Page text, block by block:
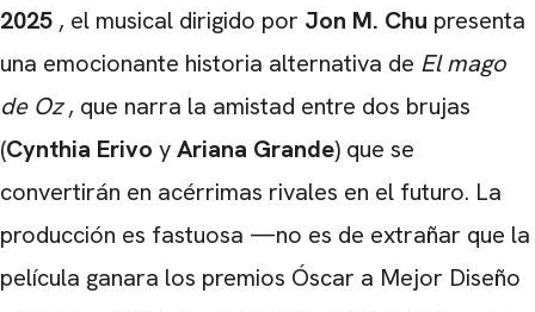
2025 , el musical dirigido por Jon M. Chu presenta
una emocionante historia alternativa de El mago
de Oz, que narra la amistad entre dos brujas
(Cynthia Erivo yAriana Grande) que se
convertirán en acérrimas rivales en el futuro. La
producción es fastuosa —no es de extrañar que la
película ganara los premios Óscar a Mejor Diseño